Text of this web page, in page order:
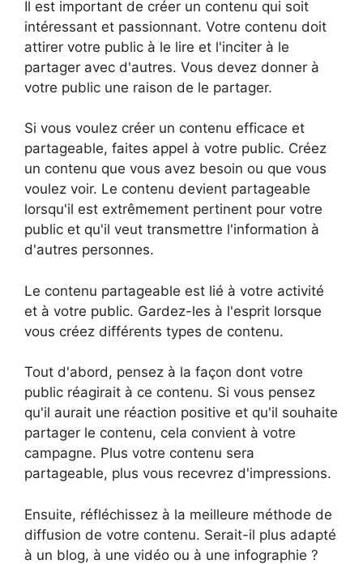
Il est important de créer un contenu qui soit
intéressant et passionnant. Votre contenu doit
attirer votre public à le lire et l'inciter à le
partager avec d'autres. Vous devez donner à
votre public une raison de le partager.
Si vous voulez créer un contenu efficace et
partageable, faites appel à votre public. Créez
un contenu que vous avez besoin ou que vous
voulez voir. Le contenu devient partageable
lorsqu'il est extrêmement pertinent pour votre
public et qu'il veut transmettre l'information à
d'autres personnes.
Le contenu partageable est lié à votre activité
et à votre public. Gardez-les à l'esprit lorsque
vous créez différents types de contenu.
Tout d'abord, pensez à la façon dont votre
public réagirait à ce contenu. Si vous pensez
qu'il aurait une réaction positive et qu'il souhaite
partager le contenu, cela convient à votre
campagne. Plus votre contenu sera
partageable, plus vous recevrez d'impressions.
Ensuite, réfléchissez à la meilleure méthode de
diffusion de votre contenu. Serait-il plus adapté
à un blog, à une vidéo ou à une infographie ?